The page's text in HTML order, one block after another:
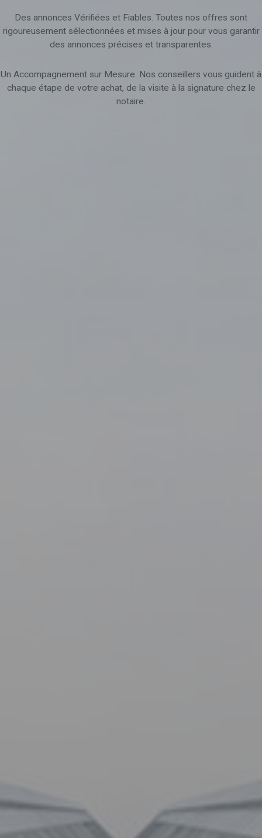
Des annonces Vérifiées et Fiables. Toutes nos offres sont
rigoureusement sélectionnées et mises à jour pour vous garantir
des annonces précises et transparentes.
Un Accompagnement sur Mesure. Nos conseillers vous guident à
chaque étape de votre achat, de la visite à la signature chez le
notaire.